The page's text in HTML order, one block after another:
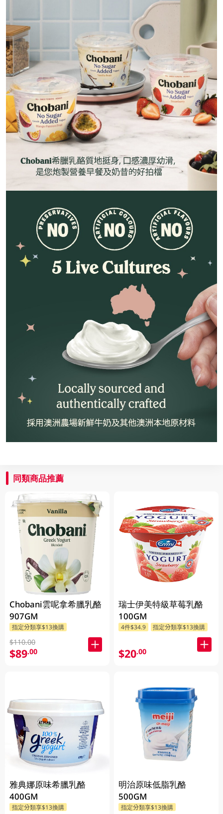
同類商品推薦
Chobani雲呢拿希臘乳酪
907GM
指定分類享$13換購
$110.00
$89.00
雅典娜原味希臘乳酪
400GM
指定分類享$13換購
瑞士伊美特級草莓乳酪
100GM
4件$34.9 指定分類享$13換購
$20.00
明治原味低脂乳酪
500GM
指定分類享$13換購